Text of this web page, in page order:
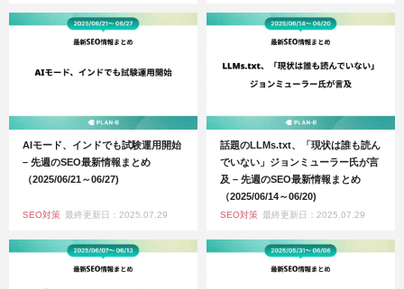
AIモード、インドでも試験運用開始
– 先週のSEO最新情報まとめ
（2025/06/21～06/27)
SEO対策 最終更新日：2025.07.29
話題のLLMs.txt、「現状は誰も読ん
でいない」ジョンミューラー氏が言
及 – 先週のSEO最新情報まとめ
（2025/06/14～06/20)
SEO対策 最終更新日：2025.07.29